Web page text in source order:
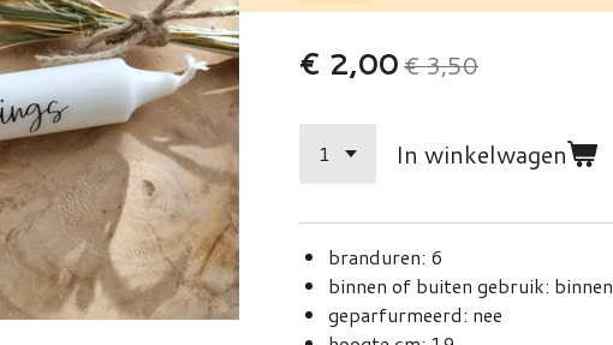
€ 2,00€ 3,50
In winkelwagen
branduren: 6
binnen of buiten gebruik: binnen
geparfurmeerd: nee